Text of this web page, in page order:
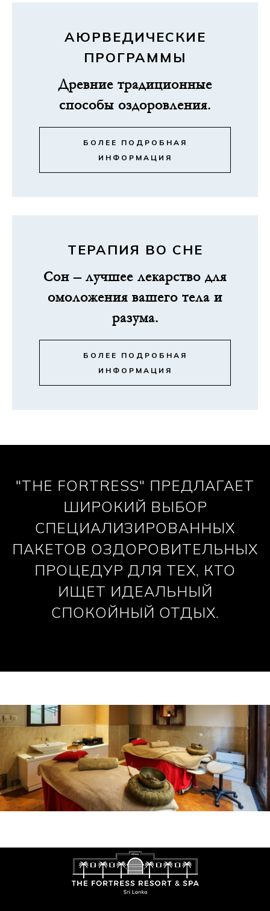
АЮРВЕДИЧЕСКИЕ
ПРОГРАММЫ
Древние традиционные
способы оздоровления.
БОЛЕЕ ПОДРОБНАЯ
ИНФОРМАЦИЯ
ТЕРАПИЯ ВО СНЕ
Сон – лучшее лекарство для
омоложения вашего тела и
разума.
БОЛЕЕ ПОДРОБНАЯ
ИНФОРМАЦИЯ
"THE FORTRESS" ПРЕДЛАГАЕТ
ШИРОКИЙ ВЫБОР
СПЕЦИАЛИЗИРОВАННЫХ
ПАКЕТОВ ОЗДОРОВИТЕЛЬНЫХ
ПРОЦЕДУР ДЛЯ ТЕХ, КТО
ИЩЕТ ИДЕАЛЬНЫЙ
СПОКОЙНЫЙ ОТДЫХ.